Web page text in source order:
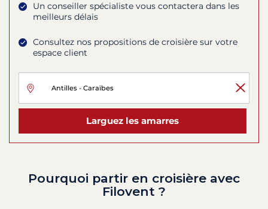
Un conseiller spécialiste vous contactera dans les
meilleurs délais
Consultez nos propositions de croisière sur votre
espace client
Larguez les amarres
Pourquoi partir en croisière avec
Filovent ?